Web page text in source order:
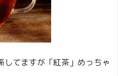
してますが「紅茶」めっちゃ